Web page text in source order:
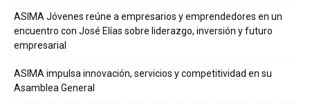
ASIMA Jóvenes reúne a empresarios y emprendedores en un
encuentro con José Elías sobre liderazgo, inversión y futuro
empresarial
ASIMA impulsa innovación, servicios y competitividad en su
Asamblea General